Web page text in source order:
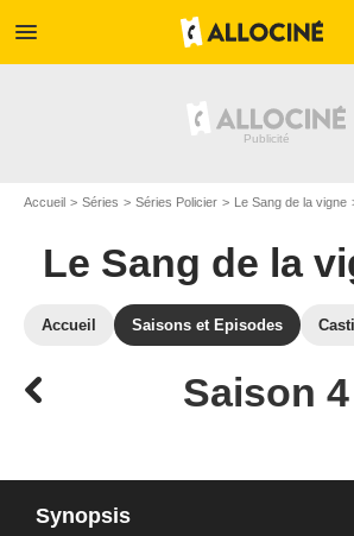
menu
Accueil Séries Séries Policier Le Sang de la vigne
Le Sang de la
Accueil Saisons et Episodes
Saison 4
Synopsis